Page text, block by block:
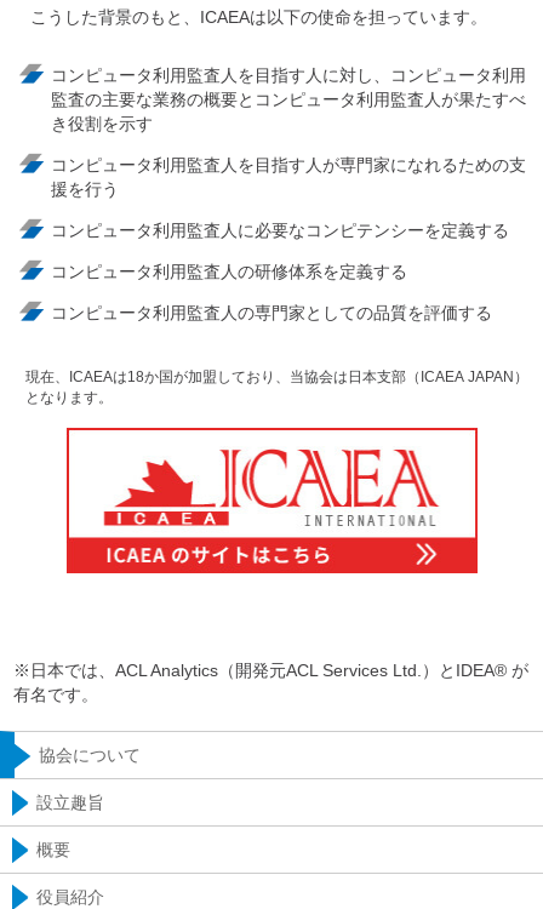
こうした背景のもと、ICAEAは以下の使命を担っています。
コンピュータ利用監査人を目指す人に対し、コンピュータ利用
監査の主要な業務の概要とコンピュータ利用監査人が果たすべ
き役割を示す
コンピュータ利用監査人を目指す人が専門家になれるための支
援を行う
コンピュータ利用監査人に必要なコンピテンシーを定義する
コンピュータ利用監査人の研修体系を定義する
コンピュータ利用監査人の専門家としての品質を評価する
現在、ICAEAは18か国が加盟しており、当協会は日本支部（ICAEA JAPAN）
となります。
※日本では、ACL Analytics（開発元ACL Services Ltd.）とIDEA® が
有名です。
協会について
設立趣旨
概要
役員紹介